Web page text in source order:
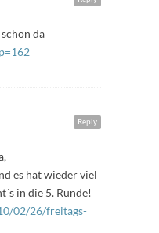
da
Reply
es hat wieder viel
in die 5. Runde!
02/26/freitags-